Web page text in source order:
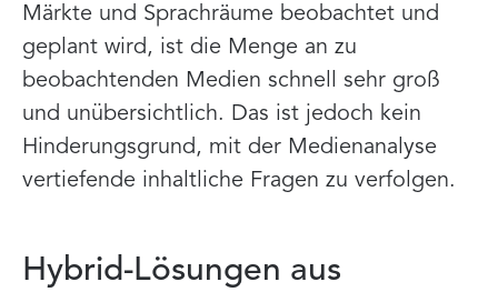
Märkte und Sprachräume beobachtet und
geplant wird, ist die Menge an zu
beobachtenden Medien schnell sehr groß
und unübersichtlich. Das ist jedoch kein
Hinderungsgrund, mit der Medienanalyse
vertiefende inhaltliche Fragen zu verfolgen.
Hybrid-Lösungen aus